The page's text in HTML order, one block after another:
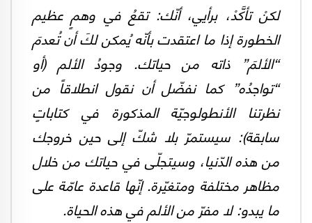
لكنْ تأكَّدْ، برأيي، أنّك: تقعُ في وهمٍ عظيم
الخطورة إذا ما اعتقدت بأنّه يُمكن لكَ أن تُعدمَ
“الألمَ” ذاته من حياتك. وجودُ الألم (أو
“تواجدُه” كما نفضّل أن نقول انطلاقاً من
نظرتنا الأنطولوجيّة المذكورة في كتاباتٍ
سابقة): سيستمرّ بلا شكّ إلى حين خروجك
من هذه الدّنيا، وسيتجلّى في حياتك من خلال
مظاهر مختلفة ومتغيّرة. إنّها قاعدة عامّة على
ما يبدو: لا مفرّ من الألم في هذه الحياة.